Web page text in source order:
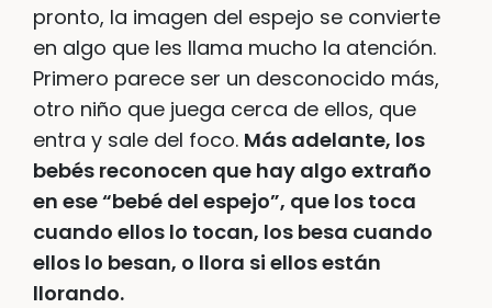
pronto, la imagen del espejo se convierte
en algo que les llama mucho la atención.
Primero parece ser un desconocido más,
otro niño que juega cerca de ellos, que
entra y sale del foco. Más adelante, los
bebés reconocen que hay algo extraño
en ese “bebé del espejo”, que los toca
cuando ellos lo tocan, los besa cuando
ellos lo besan, o llora si ellos están
llorando.